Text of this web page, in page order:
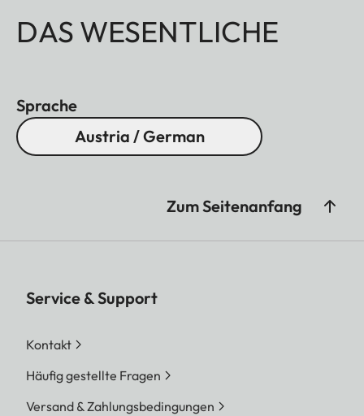
DAS WESENTLICHE
Sprache
Austria / German
Zum Seitenanfang
Service & Support
Kontakt
Häufig gestellte Fragen
Versand & Zahlungsbedingungen